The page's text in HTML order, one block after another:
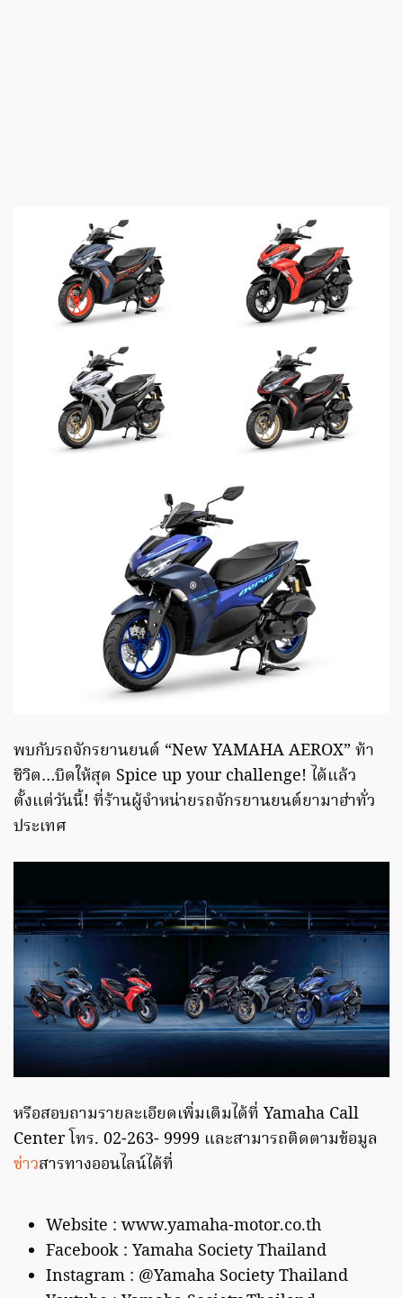
พบกับรถจักรยานยนต์ “New YAMAHA AEROX” ท้า
ชีวิต…บิดให้สุด Spice up your challenge! ได้แล้ว
ตั้งแต่วันนี้! ที่ร้านผู้จำหน่ายรถจักรยานยนต์ยามาฮ่าทั่ว
ประเทศ
หรือสอบถามรายละเอียดเพิ่มเติมได้ที่ Yamaha Call
Center โทร. 02-263- 9999 และสามารถติดตามข้อมูล
ข่าวสารทางออนไลน์ได้ที่
Website : www.yamaha-motor.co.th
Facebook : Yamaha Society Thailand
Instagram : @Yamaha Society Thailand